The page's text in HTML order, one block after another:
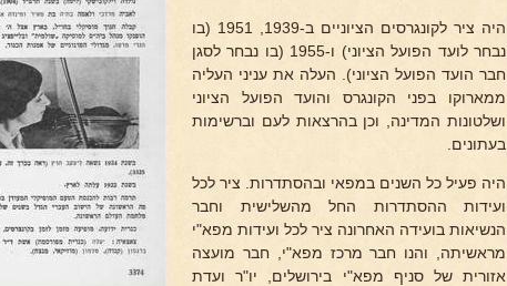
היה ציר לקונגרסים הציוניים ב-1939, 1951 (בו
נבחר לועד הפועל הציוני) ו-1955 (בו נבחר לסגן
חבר הועד הפועל הציוני). העלה את עניני העליה
ממארוקו בפני הקונגרס והועד הפועל הציוני
ושלטונות המדינה, וכן בהרצאות לעם וברשימות
בעתונים.
היה פעיל כל השנים במפאי ובהסתדרות. ציר לכל
ועידות ההסתדרות החל מהשלישית וחבר
הנשיאות בועידה האחרונה ציר לכל ועידות מפא"י
מראשיתה, והנו חבר מרכז מפא"י, חבר מועצה
אזורית של סניף מפא"י בירושלים, יו"ר ועדת